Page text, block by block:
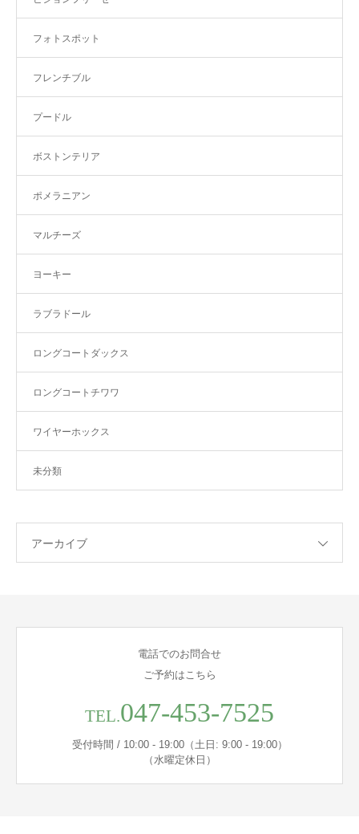
フォトスポット
フレンチブル
プードル
ボストンテリア
ポメラニアン
マルチーズ
ヨーキー
ラブラドール
ロングコートダックス
ロングコートチワワ
ワイヤーホックス
未分類
アーカイブ
電話でのお問合せ
ご予約はこちら
TEL.047-453-7525
受付時間 / 10:00 - 19:00（土日: 9:00 - 19:00）
（水曜定休日）